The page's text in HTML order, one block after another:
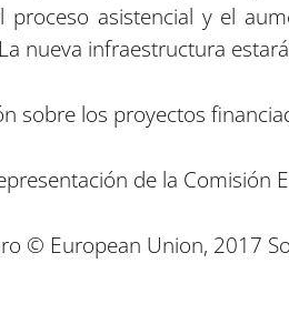
asistencial y el
nueva infraestructura
sobre los proyectos
de la Comisión
© European Union, 2017